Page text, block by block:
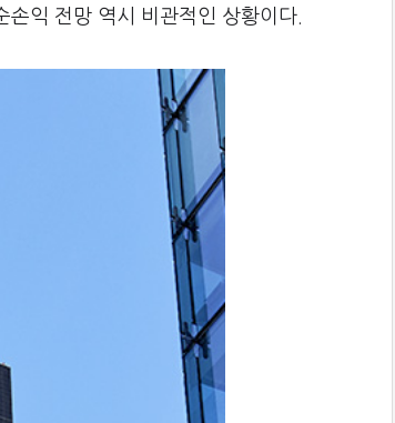
익 전망 역시 비관적인 상황이다.